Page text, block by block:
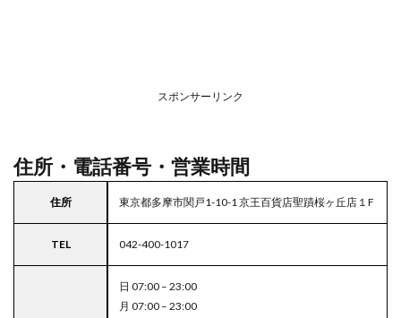
城石
井
区の
スポンサーリンク
住所・電話番号・営業時間
住所 東京都多摩市関戸1-10-1 京王百貨店聖蹟桜ヶ丘店１F
TEL 042-400-1017
日 07:00 – 23:00
月 07:00 – 23:00